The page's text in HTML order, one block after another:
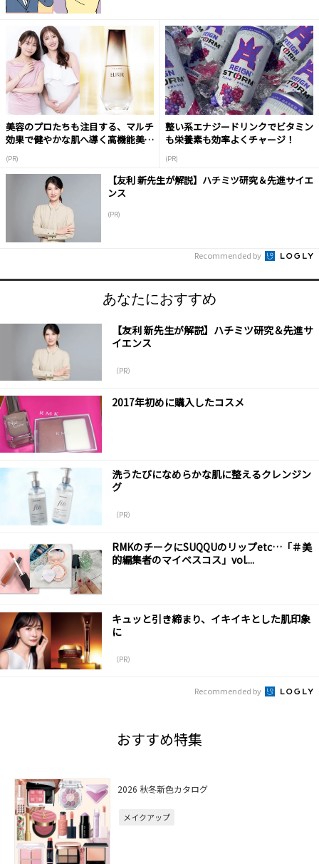
美容のプロたちも注目する、マルチ
効果で健やかな肌へ導く高機能美容
(PR)
整い系エナジードリンクでビタミン
も栄養素も効率よくチャージ！
(PR)
【友利 新先生が解説】ハチミツ研究＆先進サイエ
ンス
(PR)
Recommended by
あなたにおすすめ
【友利 新先生が解説】ハチミツ研究＆先進サ
イエンス
（PR）
2017年初めに購入したコスメ
洗うたびになめらかな肌に整えるクレンジン
グ
（PR）
RMKのチークにSUQQUのリップetc…「＃美
的編集者のマイベスコス」vol....
キュッと引き締まり、イキイキとした肌印象
に
（PR）
Recommended by
おすすめ特集
2026 秋冬新色カタログ
メイクアップ